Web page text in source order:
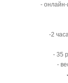
-
-2
- 35
-